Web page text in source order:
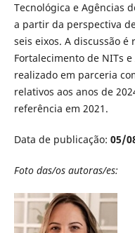
Tecnológica e Agências
a partir da perspectiva
seis eixos. A discussão
Fortalecimento de NITs e
realizado em parceria
relativos aos anos de
referência em 2021.
Data de publicação: 05/
Foto das/os autoras/es: